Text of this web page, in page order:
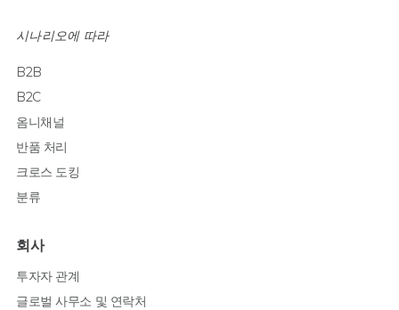
시나리오에 따라
B2B
B2C
옴니채널
반품 처리
크로스 도킹
분류
회사
투자자 관계
글로벌 사무소 및 연락처